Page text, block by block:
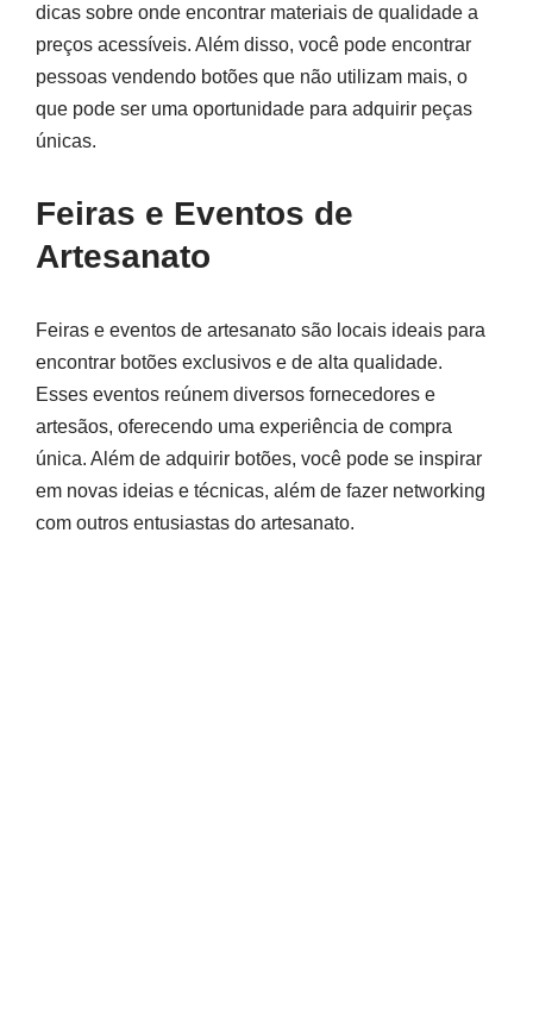
dicas sobre onde encontrar materiais de qualidade a
preços acessíveis. Além disso, você pode encontrar
pessoas vendendo botões que não utilizam mais, o
que pode ser uma oportunidade para adquirir peças
únicas.
Feiras e Eventos de
Artesanato
Feiras e eventos de artesanato são locais ideais para
encontrar botões exclusivos e de alta qualidade.
Esses eventos reúnem diversos fornecedores e
artesãos, oferecendo uma experiência de compra
única. Além de adquirir botões, você pode se inspirar
em novas ideias e técnicas, além de fazer networking
com outros entusiastas do artesanato.